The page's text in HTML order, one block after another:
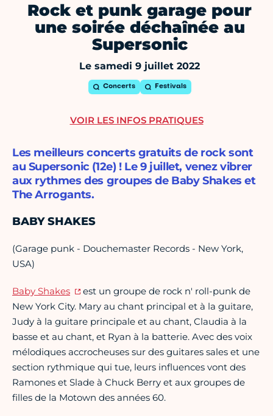
Rock et punk garage pour
une soirée déchaînée au
Supersonic
Le samedi 9 juillet 2022
Concerts Festivals
Les meilleurs concerts gratuits de rock sont
au Supersonic (12e) ! Le 9 juillet, venez vibrer
aux rythmes des groupes de Baby Shakes et
The Arrogants.
BABY SHAKES
(Garage punk - Douchemaster Records - New York,
USA)
Baby Shakes
est un groupe de rock n' roll-punk de
New York City. Mary au chant principal et à la guitare,
Judy à la guitare principale et au chant, Claudia à la
basse et au chant, et Ryan à la batterie. Avec des voix
mélodiques accrocheuses sur des guitares sales et une
section rythmique qui tue, leurs influences vont des
Ramones et Slade à Chuck Berry et aux groupes de
filles de la Motown des années 60.
VOIR LES INFOS PRATIQUES